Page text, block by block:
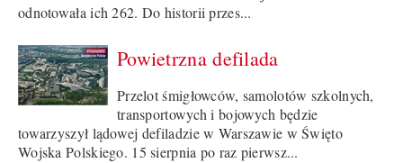
odnotowała ich 262. Do historii przes...
Powietrzna defilada
Przelot śmigłowców, samolotów szkolnych,
transportowych i bojowych będzie
towarzyszył lądowej defiladzie w Warszawie w Święto
Wojska Polskiego. 15 sierpnia po raz pierwsz...